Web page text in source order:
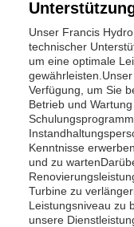
Unser Francis
technischer
um eine optimale
Verfügung, um Sie
Betrieb und
Kenntnisse
und zu
Turbine zu
Leistungsniveau zu
unsere